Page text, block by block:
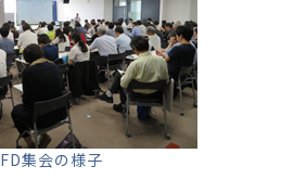
FD集会の様子